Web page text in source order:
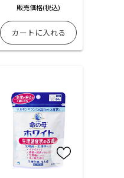
販売価格(税込)